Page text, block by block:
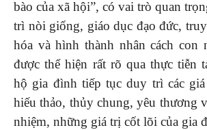
bào của xã hội”, có vai trò quan
trì nòi giống, giáo dục đạo đức,
hóa và hình thành nhân cách con
được thể hiện rất rõ qua thực tiễn
hộ gia đình tiếp tục duy trì các
hiếu thảo, thủy chung, yêu thương
nhiệm, những giá trị cốt lõi của gia